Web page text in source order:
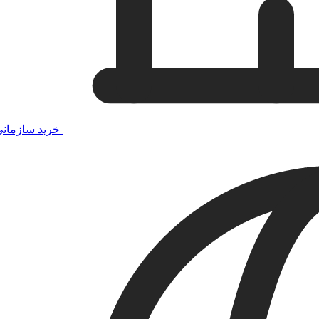
خرید